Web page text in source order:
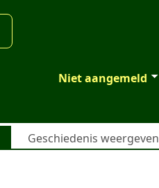
Niet aangemeld
Geschiedenis weergeven